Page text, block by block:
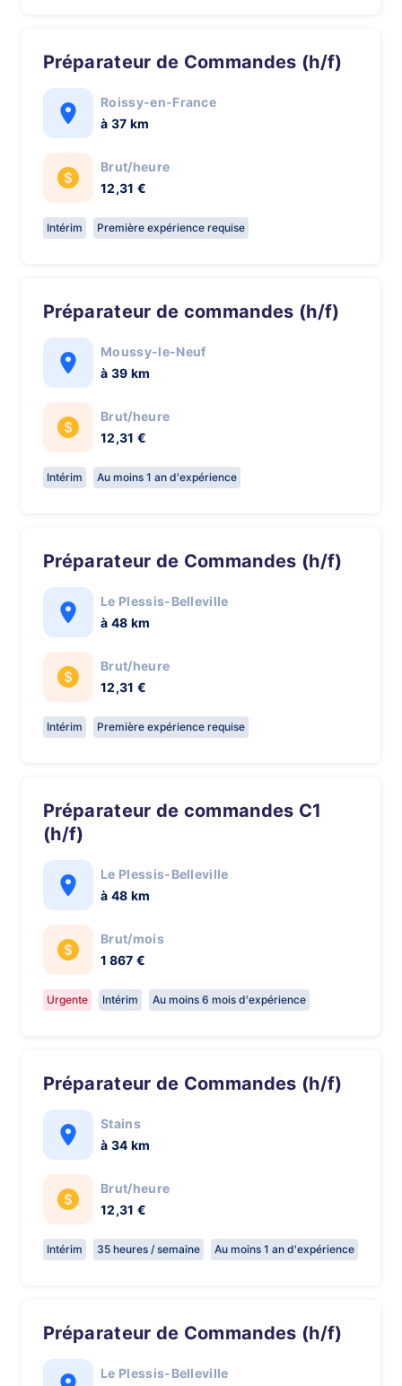
Préparateur de Commandes (h/f)
Roissy-en-France
à 37 km
Brut/heure
12,31 €
Intérim Première expérience requise
Préparateur de commandes (h/f)
Moussy-le-Neuf
à 39 km
Brut/heure
12,31 €
Intérim Au moins 1 an d'expérience
Préparateur de Commandes (h/f)
Le Plessis-Belleville
à 48 km
Brut/heure
12,31 €
Intérim Première expérience requise
Préparateur de commandes C1
(h/f)
Le Plessis-Belleville
à 48 km
Brut/mois
1 867 €
Urgente Intérim Au moins 6 mois d'expérience
Préparateur de Commandes (h/f)
Stains
à 34 km
Brut/heure
12,31 €
Intérim 35 heures / semaine Au moins 1 an d'expérience
Préparateur de Commandes (h/f)
Le Plessis-Belleville